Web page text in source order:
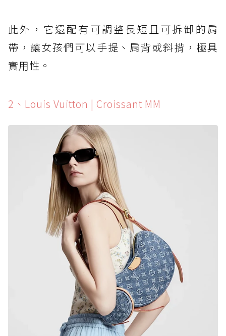
此外，它還配有可調整長短且可拆卸的肩
帶，讓女孩們可以手提、肩背或斜揹，極具
實用性。
2、Louis Vuitton | Croissant MM